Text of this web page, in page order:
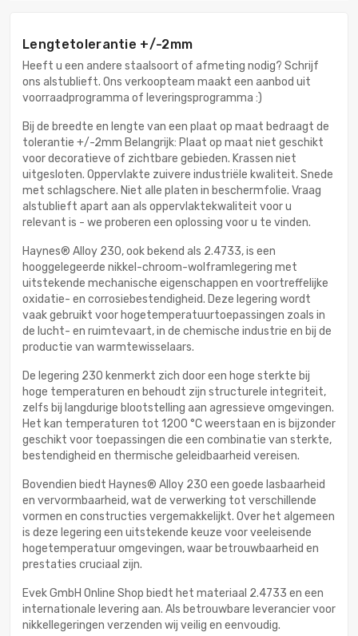
Lengtetolerantie +/-2mm
Heeft u een andere staalsoort of afmeting nodig? Schrijf
ons alstublieft. Ons verkoopteam maakt een aanbod uit
voorraadprogramma of leveringsprogramma :)
Bij de breedte en lengte van een plaat op maat bedraagt de
tolerantie +/-2mm Belangrijk: Plaat op maat niet geschikt
voor decoratieve of zichtbare gebieden. Krassen niet
uitgesloten. Oppervlakte zuivere industriële kwaliteit. Snede
met schlagschere. Niet alle platen in beschermfolie. Vraag
alstublieft apart aan als oppervlaktekwaliteit voor u
relevant is - we proberen een oplossing voor u te vinden.
Haynes® Alloy 230, ook bekend als 2.4733, is een
hooggelegeerde nikkel-chroom-wolframlegering met
uitstekende mechanische eigenschappen en voortreffelijke
oxidatie- en corrosiebestendigheid. Deze legering wordt
vaak gebruikt voor hogetemperatuurtoepassingen zoals in
de lucht- en ruimtevaart, in de chemische industrie en bij de
productie van warmtewisselaars.
De legering 230 kenmerkt zich door een hoge sterkte bij
hoge temperaturen en behoudt zijn structurele integriteit,
zelfs bij langdurige blootstelling aan agressieve omgevingen.
Het kan temperaturen tot 1200 °C weerstaan en is bijzonder
geschikt voor toepassingen die een combinatie van sterkte,
bestendigheid en thermische geleidbaarheid vereisen.
Bovendien biedt Haynes® Alloy 230 een goede lasbaarheid
en vervormbaarheid, wat de verwerking tot verschillende
vormen en constructies vergemakkelijkt. Over het algemeen
is deze legering een uitstekende keuze voor veeleisende
hogetemperatuur omgevingen, waar betrouwbaarheid en
prestaties cruciaal zijn.
Evek GmbH Online Shop biedt het materiaal 2.4733 en een
internationale levering aan. Als betrouwbare leverancier voor
nikkellegeringen verzenden wij veilig en eenvoudig.